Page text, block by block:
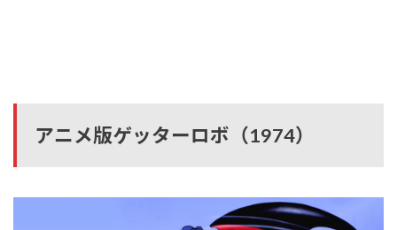
アニメ版ゲッターロボ（1974）